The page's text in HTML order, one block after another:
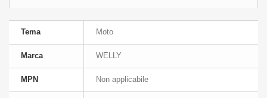
Tema Moto
Marca WELLY
MPN Non applicabile